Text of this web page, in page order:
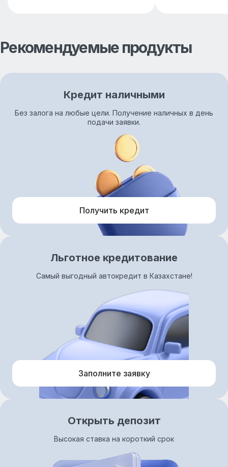
Рекомендуемые продукты
Кредит наличными
Без залога на любые цели. Получение наличных в день
подачи заявки.
Получить кредит
Льготное кредитование
Самый выгодный автокредит в Казахстане!
Заполните заявку
Открыть депозит
Высокая ставка на короткий срок